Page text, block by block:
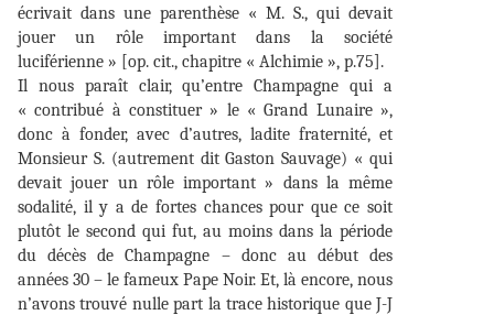
écrivait dans une parenthèse « M. S., qui devait
jouer un rôle important dans la société
luciférienne » [op. cit., chapitre « Alchimie », p.75].
Il nous paraît clair, qu’entre Champagne qui a
« contribué à constituer » le « Grand Lunaire »,
donc à fonder, avec d’autres, ladite fraternité, et
Monsieur S. (autrement dit Gaston Sauvage) « qui
devait jouer un rôle important » dans la même
sodalité, il y a de fortes chances pour que ce soit
plutôt le second qui fut, au moins dans la période
du décès de Champagne – donc au début des
années 30 – le fameux Pape Noir. Et, là encore, nous
n’avons trouvé nulle part la trace historique que J-J